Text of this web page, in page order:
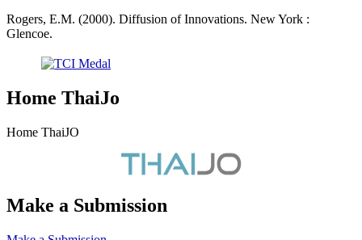
Rogers, E.M. (2000). Diffusion of Innovations. New York :
Glencoe.
Home ThaiJo
Home ThaiJO
Make a Submission